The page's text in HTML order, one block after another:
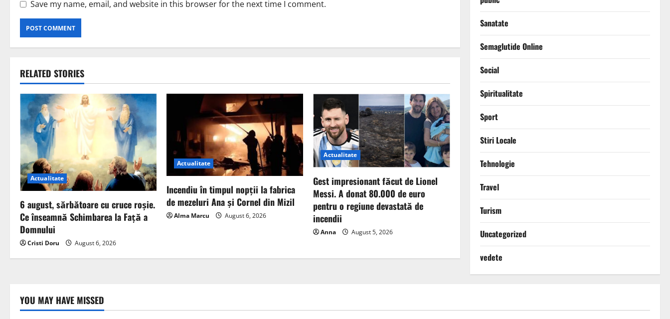
Save my name, email, and website in this browser for the next time I comment.
RELATED STORIES
Actualitate
6 august, sărbătoare cu cruce roșie.
Ce înseamnă Schimbarea la Față a
Domnului
Cristi Doru August 6, 2026
Actualitate
Incendiu în timpul nopții la fabrica
de mezeluri Ana și Cornel din Mizil
Alma Marcu August 6, 2026
Actualitate
Gest impresionant făcut de Lionel
Messi. A donat 80.000 de euro
pentru o regiune devastată de
incendii
Anna August 5, 2026
Sanatate
Semaglutide Online
Social
Spiritualitate
Sport
Stiri Locale
Tehnologie
Travel
Turism
Uncategorized
vedete
YOU MAY HAVE MISSED